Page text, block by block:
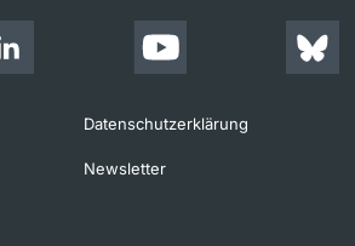
Datenschutzerklärung
Newsletter